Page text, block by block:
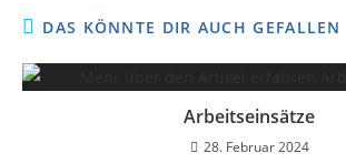
DAS KÖNNTE DIR AUCH GEFALLEN
Arbeitseinsätze
28. Februar 2024